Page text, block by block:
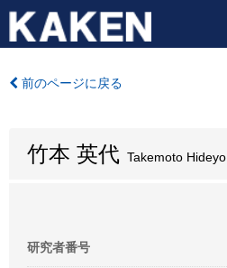
前のページに戻る
竹本 英代 Takemoto Hideyo
研究者番号